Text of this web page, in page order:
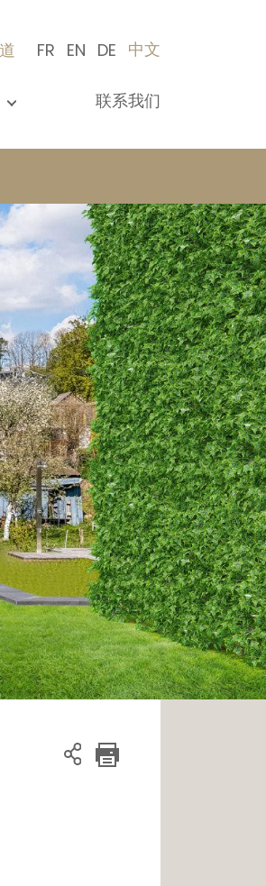
FR EN DE 中文
议
生涯
联系我们